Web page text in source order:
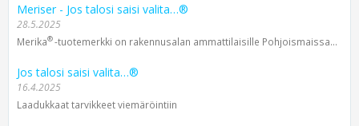
Meriser - Jos talosi saisi valita…®
28.5.2025
Merika®-tuotemerkki on rakennusalan ammattilaisille Pohjoismaissa...
Jos talosi saisi valita…®
16.4.2025
Laadukkaat tarvikkeet viemäröintiin